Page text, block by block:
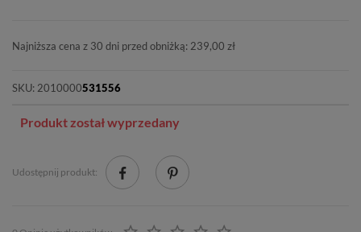
Najniższa cena z 30 dni przed obniżką: 239,00 zł
SKU: 2010000531556
Produkt został wyprzedany
Udostępnij produkt: